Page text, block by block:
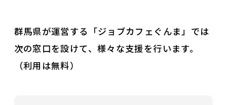
群馬県が運営する「ジョブカフェぐんま」では
次の窓口を設けて、様々な支援を行います。
（利用は無料）